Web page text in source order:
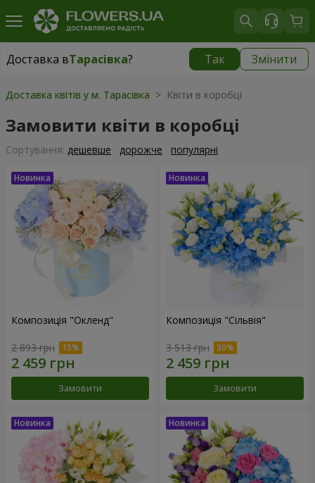
Доставка вТарасівка? Так Змінити
Доставка вТарасівка|
Доставка квітів у м. Тарасівка > Квіти в коробці
Замовити квіти в коробці
Сортування: дешевше дорожче популярні
Композиція "Окленд"
2 893 грн
Замовити
Композиція "Сільвія"
3 513 грн
Замовити